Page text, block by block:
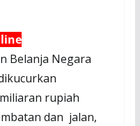
Belanja Negara
rupiah
dan jalan,